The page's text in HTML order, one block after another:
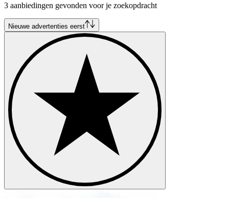
3 aanbiedingen gevonden voor je zoekopdracht
Nieuwe advertenties eerst